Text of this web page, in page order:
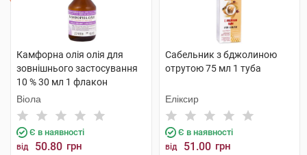
Камфорна олія олія для
зовнішнього застосування
10 % 30 мл 1 флакон
Віола
Є в наявності
від 50.80 грн
Сабельник з бджолиною
отрутою 75 мл 1 туба
Еліксир
Є в наявності
від 51.00 грн